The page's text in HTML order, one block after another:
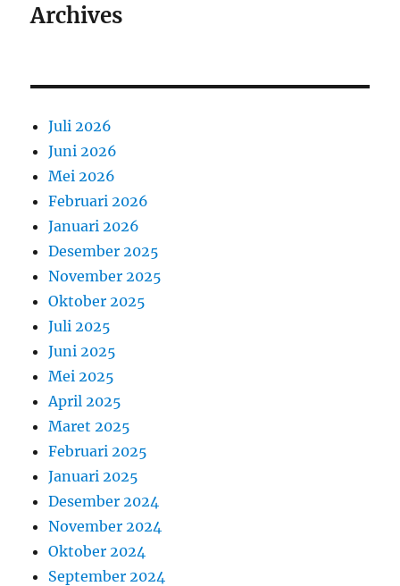
Archives
Juli 2026
Juni 2026
Mei 2026
Februari 2026
Januari 2026
Desember 2025
November 2025
Oktober 2025
Juli 2025
Juni 2025
Mei 2025
April 2025
Maret 2025
Februari 2025
Januari 2025
Desember 2024
November 2024
Oktober 2024
September 2024